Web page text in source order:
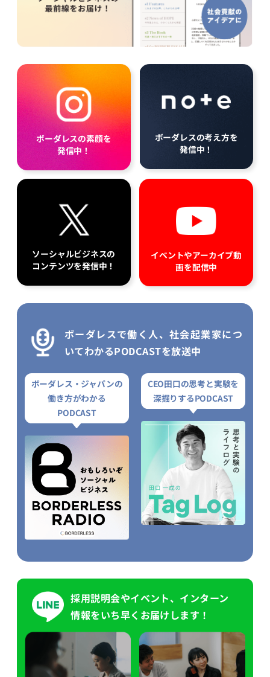
ボーダレスの素顔を
発信中！
ボーダレスの考え方を
発信中！
ソーシャルビジネスの
コンテンツを発信中！
イベントやアーカイブ動
画を配信中
ボーダレスで働く人、社会起業家につ
いてわかるPODCASTを放送中
ボーダレス・ジャパンの
働き方がわかる
PODCAST
CEO田口の思考と実験を
深掘りするPODCAST
採用説明会やイベント、インターン
情報をいち早くお届けします！